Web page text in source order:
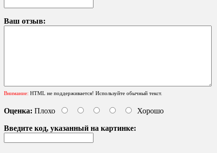
Ваш отзыв:
Внимание: HTML не поддерживается! Используйте обычный текст.
Оценка: Плохо Хорошо
Введите код, указанный на картинке: